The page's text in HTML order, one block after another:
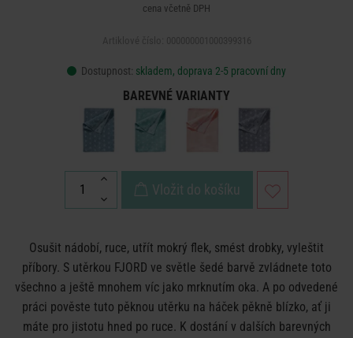
cena včetně DPH
Dostupnost: skladem, doprava 2-5 pracovní dny
BAREVNÉ VARIANTY
Vložit do košíku
Osušit nádobí, ruce, utřít mokrý flek, smést drobky, vyleštit
příbory. S utěrkou FJORD ve světle šedé barvě zvládnete toto
všechno a ještě mnohem víc jako mrknutím oka. A po odvedené
práci pověste tuto pěknou utěrku na háček pěkně blízko, ať ji
máte pro jistotu hned po ruce. K dostání v dalších barevných